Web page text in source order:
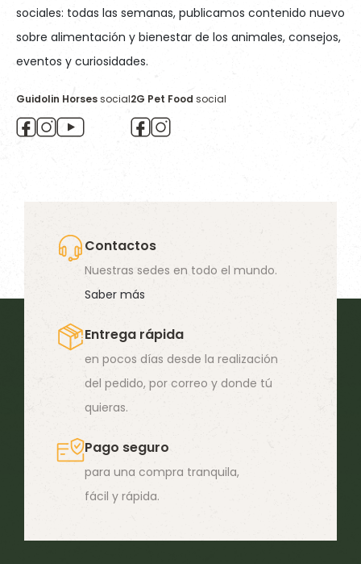
sociales: todas las semanas, publicamos contenido nuevo
sobre alimentación y bienestar de los animales, consejos,
eventos y curiosidades.
Guidolin Horsessocial2G Pet Food social
Contactos
Nuestras sedes en todo el mundo.
Saber más
Entrega rápida
en pocos días desde la realización
del pedido, por correo y donde tú
quieras.
Pago seguro
para una compra tranquila,
fácil y rápida.